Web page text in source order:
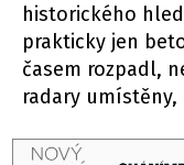
historického
prakticky jen
časem rozpadl,
radary